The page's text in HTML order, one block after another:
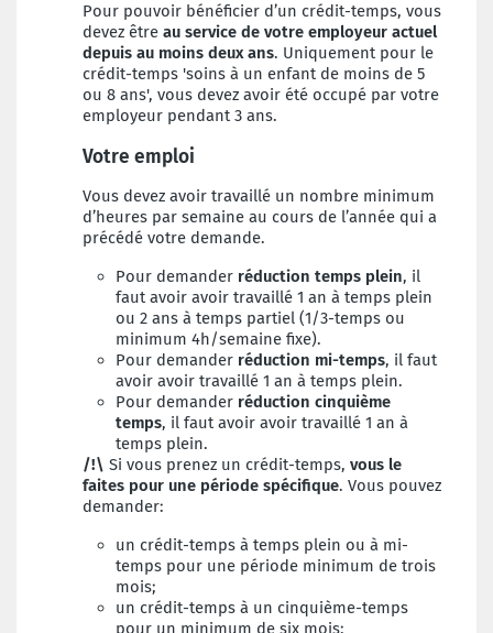
Pour pouvoir bénéficier d’un crédit-temps, vous
devez être au service de votre employeur actuel
depuis au moins deux ans. Uniquement pour le
crédit-temps 'soins à un enfant de moins de 5
ou 8 ans', vous devez avoir été occupé par votre
employeur pendant 3 ans.
Votre emploi
Vous devez avoir travaillé un nombre minimum
d’heures par semaine au cours de l’année qui a
précédé votre demande.
Pour demander réduction temps plein, il
faut avoir avoir travaillé 1 an à temps plein
ou 2 ans à temps partiel (1/3-temps ou
minimum 4h/semaine fixe).
Pour demander réduction mi-temps, il faut
avoir avoir travaillé 1 an à temps plein.
Pour demander réduction cinquième
temps, il faut avoir avoir travaillé 1 an à
temps plein.
/!\ Si vous prenez un crédit-temps, vous le
faites pour une période spécifique. Vous pouvez
demander:
un crédit-temps à temps plein ou à mi-
temps pour une période minimum de trois
mois;
un crédit-temps à un cinquième-temps
pour un minimum de six mois;